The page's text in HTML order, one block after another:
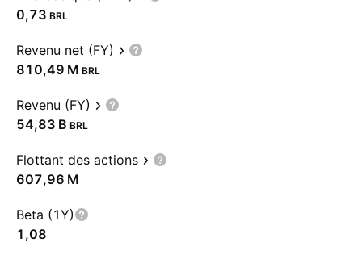
0,73 BRL
Revenu net (FY)
‪810,49 M‬ BRL
Revenu (FY)
‪54,83 B‬ BRL
Flottant des actions
‪607,96 M‬
Beta (1Y)
1,08